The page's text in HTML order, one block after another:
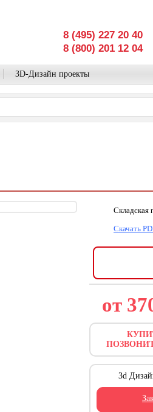
8 (495) 227 20 40
8 (800) 201 12 04
3D-Дизайн проекты
Складская
Скачать
от
3d